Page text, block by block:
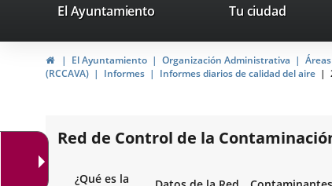
Ayuntamiento
de
Valladolid
valladolid.es
El Ayuntamiento Tu ciudad
HomeEl Ayuntamiento Organización Administrativa Áreas
(RCCAVA)
Informes Informes diarios de calidad del aire
Red de Control de la
¿Qué es la